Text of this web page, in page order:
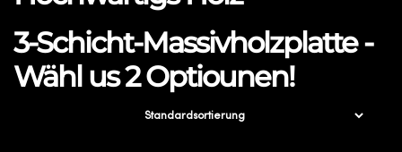
3-Schicht-Massivholzplatte -
Wähl us 2 Optiounen!